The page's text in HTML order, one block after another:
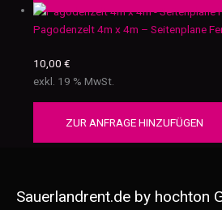
Pagodenzelt 4m x 4m – Seitenplane
10,00€
exkl. 19 % MwSt.
ZUR ANFRAGE HINZUFÜGEN
Sauerlandrent.de by hochton